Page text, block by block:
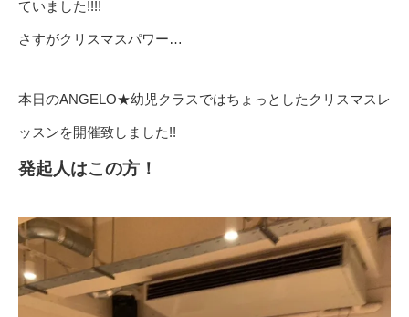
ていました!!!!
さすがクリスマスパワー…
本日のANGELO★幼児クラスではちょっとしたクリスマスレ
ッスンを開催致しました!!
発起人はこの方！